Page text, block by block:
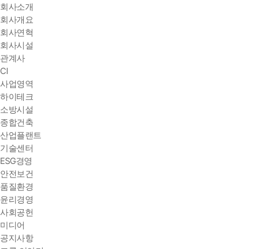
회사소개
회사개요
회사연혁
회사시설
관계사
CI
사업영역
하이테크
소방시설
종합건축
산업플랜트
기술센터
ESG경영
안전보건
품질환경
윤리경영
사회공헌
미디어
공지사항